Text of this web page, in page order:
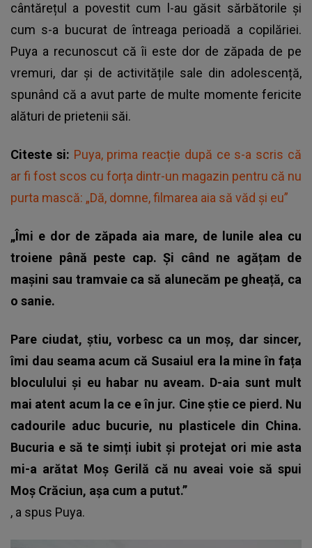
cântărețul a povestit cum l-au găsit sărbătorile și
cum s-a bucurat de întreaga perioadă a copilăriei.
Puya a recunoscut că îi este dor de zăpada de pe
vremuri, dar și de activitățile sale din adolescență,
spunând că a avut parte de multe momente fericite
alături de prietenii săi.
Citeste si: Puya, prima reacție după ce s-a scris că
ar fi fost scos cu forța dintr-un magazin pentru că nu
purta mască: „Dă, domne, filmarea aia să văd şi eu”
„Îmi e dor de zăpada aia mare, de lunile alea cu
troiene până peste cap. Și când ne agățam de
mașini sau tramvaie ca să alunecăm pe gheață, ca
o sanie.
Pare ciudat, știu, vorbesc ca un moș, dar sincer,
îmi dau seama acum că Susaiul era la mine în fața
bloculului și eu habar nu aveam. D-aia sunt mult
mai atent acum la ce e în jur. Cine știe ce pierd. Nu
cadourile aduc bucurie, nu plasticele din China.
Bucuria e să te simți iubit și protejat ori mie asta
mi-a arătat Moș Gerilă că nu aveai voie să spui
Moș Crăciun, așa cum a putut.”
, a spus Puya.